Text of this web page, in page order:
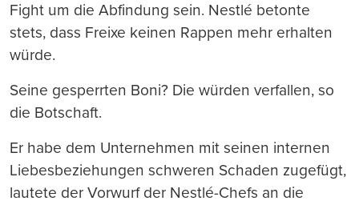
Fight um die Abfindung sein. Nestlé betonte
stets, dass Freixe keinen Rappen mehr erhalten
würde.
Seine gesperrten Boni? Die würden verfallen, so
die Botschaft.
Er habe dem Unternehmen mit seinen internen
Liebesbeziehungen schweren Schaden zugefügt,
lautete der Vorwurf der Nestlé-Chefs an die